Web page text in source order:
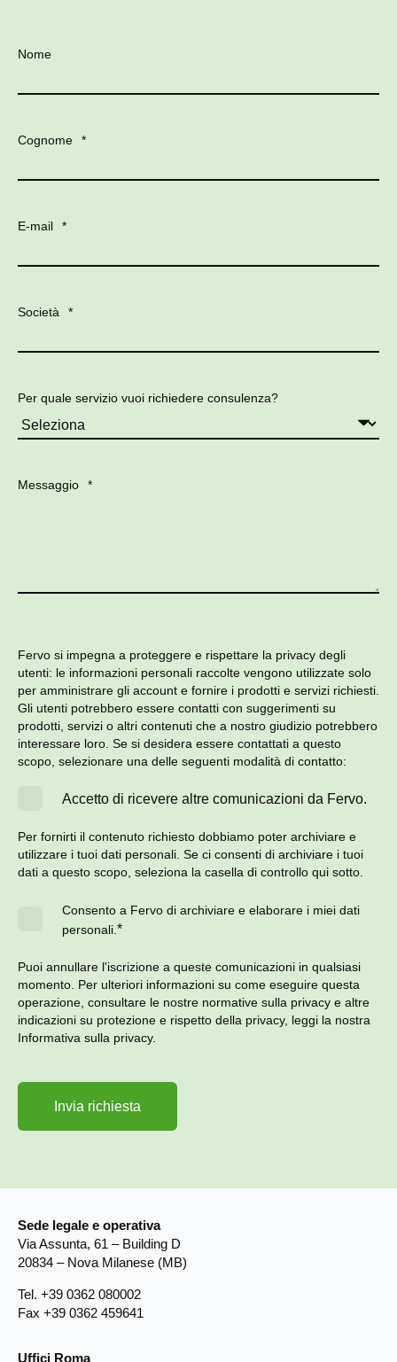
Nome
Cognome *
E-mail *
Società *
Per quale servizio vuoi richiedere consulenza?
Messaggio *
Fervo si impegna a proteggere e rispettare la privacy degli
utenti: le informazioni personali raccolte vengono utilizzate solo
per amministrare gli account e fornire i prodotti e servizi richiesti.
Gli utenti potrebbero essere contatti con suggerimenti su
prodotti, servizi o altri contenuti che a nostro giudizio potrebbero
interessare loro. Se si desidera essere contattati a questo
scopo, selezionare una delle seguenti modalità di contatto:
Accetto di ricevere altre comunicazioni da Fervo.
Per fornirti il contenuto richiesto dobbiamo poter archiviare e
utilizzare i tuoi dati personali. Se ci consenti di archiviare i tuoi
dati a questo scopo, seleziona la casella di controllo qui sotto.
Consento a Fervo di archiviare e elaborare i miei dati
personali. *
Puoi annullare l'iscrizione a queste comunicazioni in qualsiasi
momento. Per ulteriori informazioni su come eseguire questa
operazione, consultare le nostre normative sulla privacy e altre
indicazioni su protezione e rispetto della privacy, leggi la nostra
Informativa sulla privacy.
Sede legale e operativa
Via Assunta, 61 – Building D
20834 – Nova Milanese (MB)
Tel. +39 0362 080002
Fax +39 0362 459641
Uffici Roma